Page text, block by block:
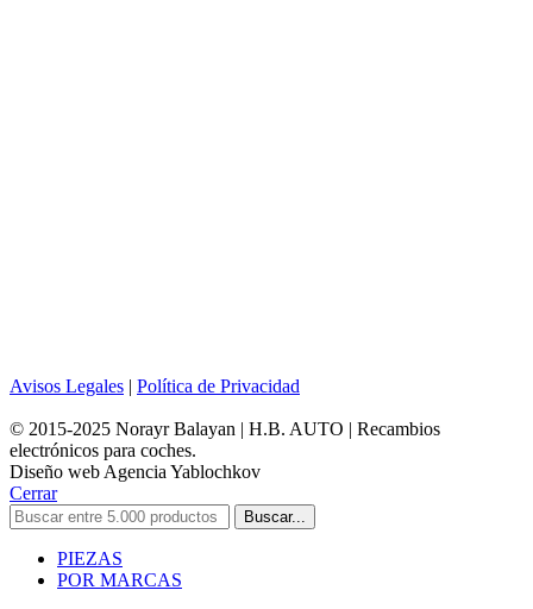
Avisos Legales | Política de Privacidad
© 2015-2025 Norayr Balayan | H.B. AUTO | Recambios
electrónicos para coches.
Diseño web Agencia Yablochkov
Cerrar
Buscar...
PIEZAS
POR MARCAS